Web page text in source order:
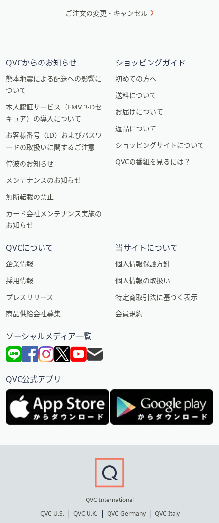
ご注文の変更・キャンセル
QVCからのお知らせ
熊本地震による配送への影響に
ついて
本人認証サービス（EMV 3-Dセ
キュア）の導入について
お客様番号（ID）およびパスワ
ードの取扱いに関するご注意
停波のお知らせ
メンテナンスのお知らせ
無断転載の禁止
カード会社メンテナンス実施の
お知らせ
ショッピングガイド
初めての方へ
送料について
お届けについて
返品について
ショッピングサイトについて
QVCの番組を見るには？
QVCについて
企業情報
採用情報
プレスリリース
商品供給会社募集
当サイトについて
個人情報保護方針
個人情報の取扱い
特定商取引法に基づく表示
会員規約
ソーシャルメディア一覧
QVC公式アプリ
QVC International
QVC U.S.
QVC U.K. QVC Germany QVC Italy